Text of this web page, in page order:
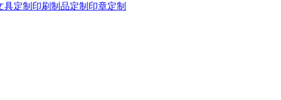
具定制 印刷制品定制 印章定制